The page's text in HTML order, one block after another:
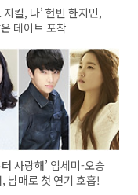
킬, 나’ 현빈 한지민,
데이트 포착
사랑해’ 임세미-오승
남매로 첫 연기 호흡!